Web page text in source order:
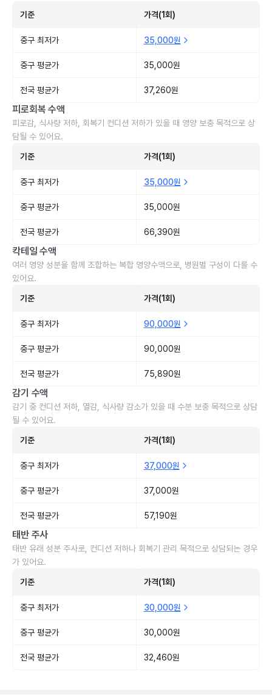
기준 가격(1회)
중구 최저가 35,000원
중구 평균가 35,000원
전국 평균가 37,260원
피로회복 수액
피로감, 식사량 저하, 회복기 컨디션 저하가 있을 때 영양 보충 목적으로 상
담될 수 있어요.
기준 가격(1회)
중구 최저가 35,000원
중구 평균가 35,000원
전국 평균가 66,390원
칵테일 수액
여러 영양 성분을 함께 조합하는 복합 영양수액으로, 병원별 구성이 다를 수
있어요.
기준 가격(1회)
중구 최저가 90,000원
중구 평균가 90,000원
전국 평균가 75,890원
감기 수액
감기 중 컨디션 저하, 열감, 식사량 감소가 있을 때 수분 보충 목적으로 상담
될 수 있어요.
기준 가격(1회)
중구 최저가 37,000원
중구 평균가 37,000원
전국 평균가 57,190원
태반 주사
태반 유래 성분 주사로, 컨디션 저하나 회복기 관리 목적으로 상담되는 경우
가 있어요.
기준 가격(1회)
중구 최저가 30,000원
중구 평균가 30,000원
전국 평균가 32,460원